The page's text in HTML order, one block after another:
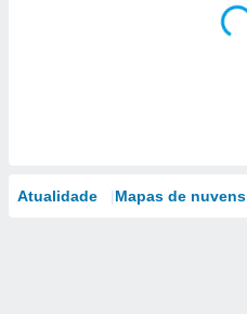
Atualidade Mapas de nuvens